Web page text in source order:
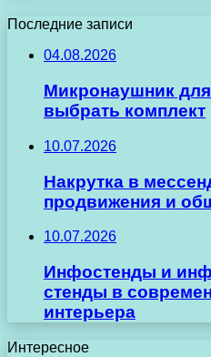
Последние записи
04.08.2026
Микронаушник для
выбрать комплект
10.07.2026
Накрутка в
продвижения и
10.07.2026
Инфостенды и
стенды в
интерьера
Интересное